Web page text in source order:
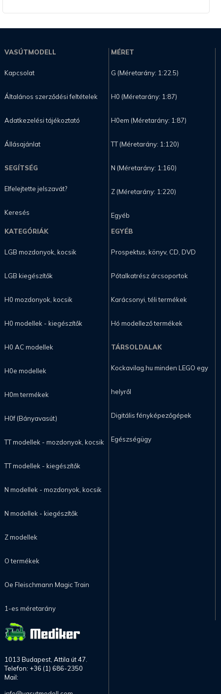
VASÚTMODELL
Kapcsolat
Általános szerződési feltételek
Adatkezelési tájékoztató
Állásajánlat
SEGÍTSÉG
Elfelejtette jelszavát?
Keresés
MÉRET
G (Méretarány: 1:22.5)
H0 (Méretarány: 1:87)
H0em (Méretarány: 1:87)
TT (Méretarány: 1:120)
N (Méretarány: 1:160)
Z (Méretarány: 1:220)
Egyéb
KATEGÓRIÁK
LGB mozdonyok, kocsik
LGB kiegészítők
H0 mozdonyok, kocsik
H0 modellek - kiegészítők
H0 AC modellek
H0e modellek
H0m termékek
H0f (Bányavasút)
TT modellek - mozdonyok, kocsik
TT modellek - kiegészítők
N modellek - mozdonyok, kocsik
N modellek - kiegészítők
Z modellek
O termékek
Oe Fleischmann Magic Train
1-es méretarány
EGYÉB
Prospektus, könyv, CD, DVD
Pótalkatrész árcsoportok
Karácsonyi, téli termékek
Hó modellező termékek
TÁRSOLDALAK
Kockavilag.hu minden LEGO egy
helyről
Digitális fényképezőgépek
Egészségügy
1013 Budapest, Attila út 47.
Telefon: +36 (1) 686-2350
Mail: